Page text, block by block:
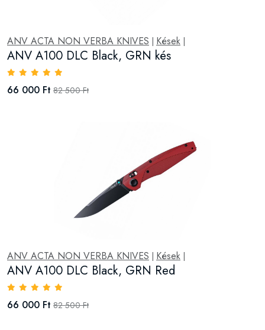
ANV ACTA NON VERBA KNIVES Kések
ANV A100 DLC Black, GRN kés
66 000 Ft 82 500 Ft
ANV ACTA NON VERBA KNIVES Kések
ANV A100 DLC Black, GRN Red
66 000 Ft 82 500 Ft